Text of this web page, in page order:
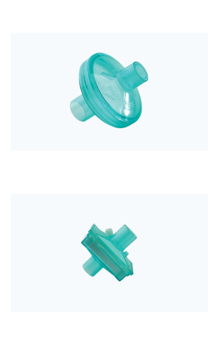
Anestezjologia i aparatura medyczna
Łącznik karbowany DAR z kominkiem 10cm 15M
Anestezjologia i aparatura medyczna
Filtr elektrostatyczny Barrierbac S